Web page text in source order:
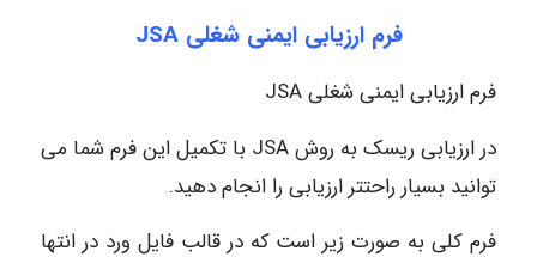
فرم ارزیابی ایمنی شغلی JSA
فرم ارزیابی ایمنی شغلی JSA
در ارزیابی ریسک به روش JSA با تکمیل این فرم شما می
توانید بسیار راحتتر ارزیابی را انجام دهید.
فرم کلی به صورت زیر است که در قالب فایل ورد در انتها